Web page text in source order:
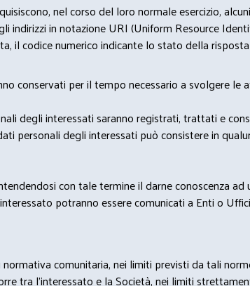
nel corso del loro normale esercizio,
in notazione URI (Uniform Resource
codice numerico indicante lo stato della
conservati per il tempo necessario a svolgere le
degli interessati saranno registrati, trattati e
degli interessati può consistere in
con tale termine il darne conoscenza
potranno essere comunicati a Enti o
comunitaria, nei limiti previsti da tali
tra l’interessato e la Società, nei limiti